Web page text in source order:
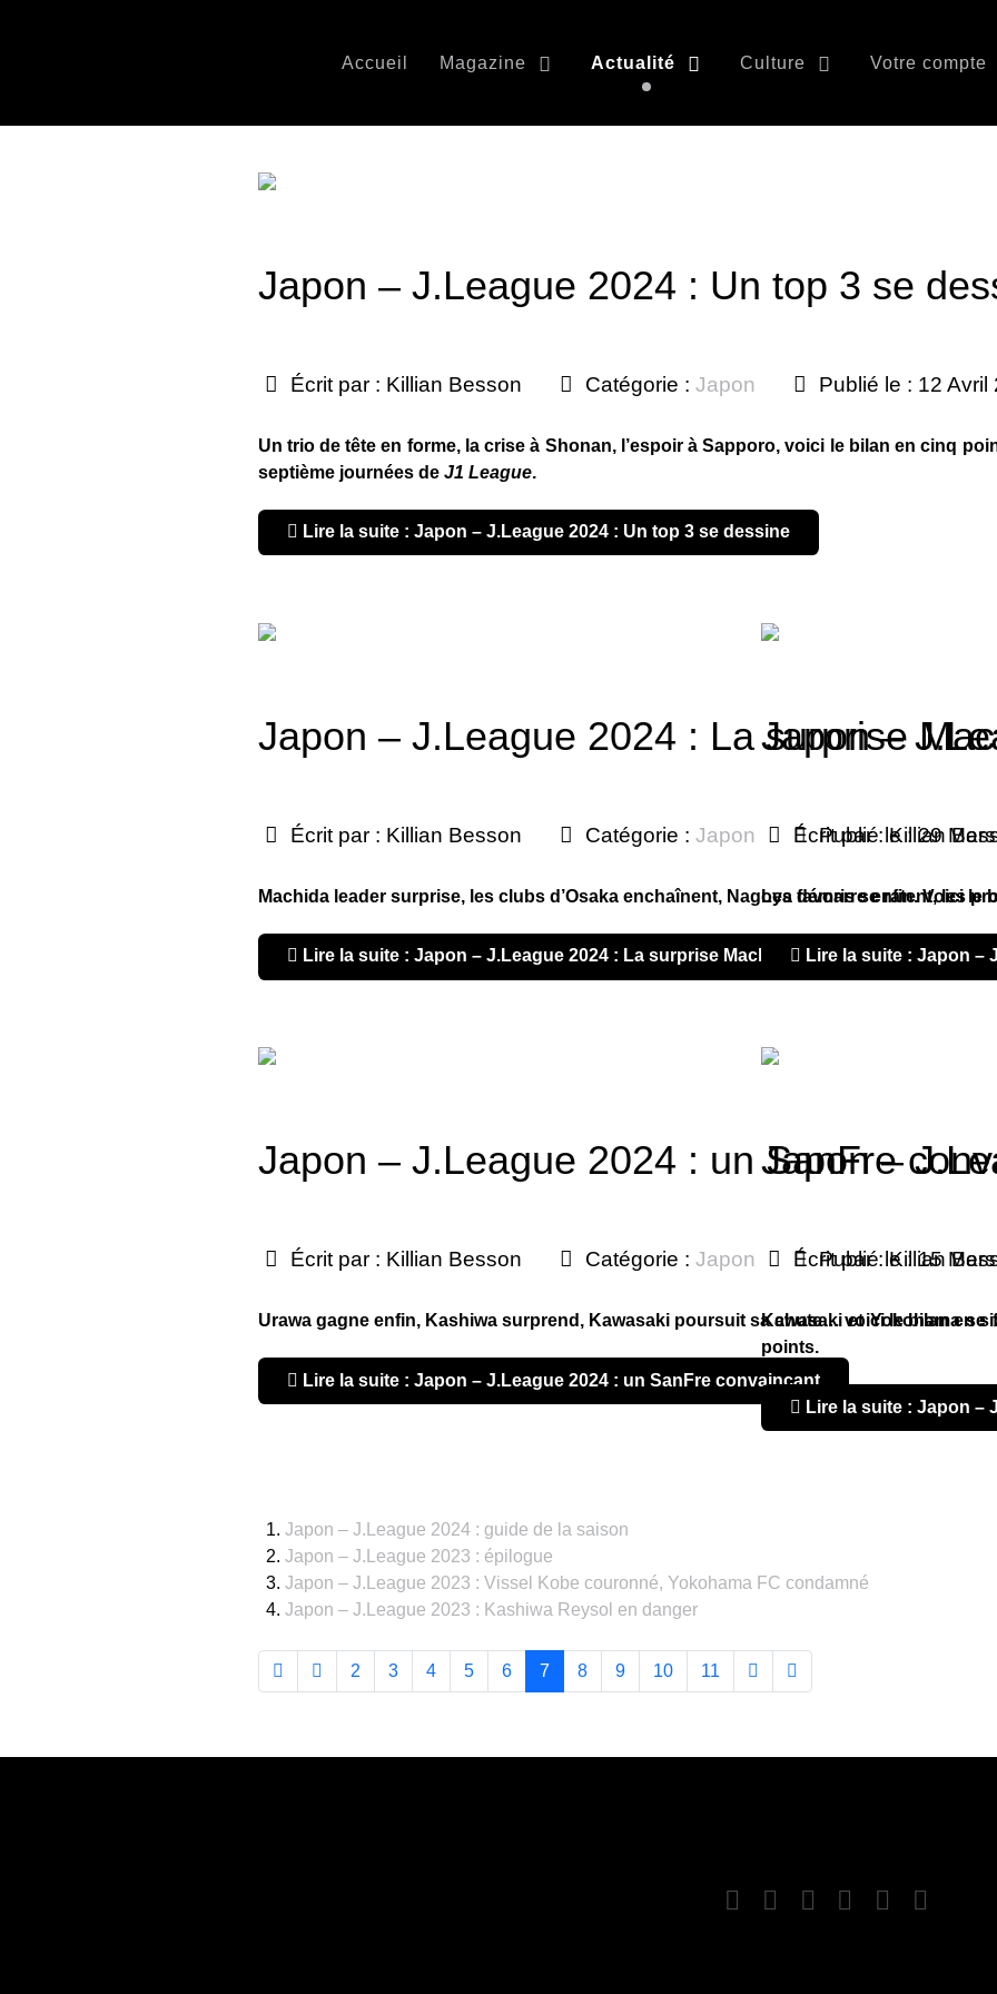
Accueil Magazine Actualité Culture Votre compte
Japon – J.League 2024 : Un top 3 se
Écrit par : Killian Besson Catégorie : Japon Publié le : 12 Avril
Un trio de tête en forme, la crise à Shonan, l’espoir à Sapporo, voici le bilan en cinq
septième journées de J1 League.
Lire la suite : Japon – J.League 2024 : Un top 3 se dessine
Japon – J.League 2024 : La surprise
Écrit par : Killian Besson Catégorie : Japon Publié le : 29
Machida leader surprise, les clubs d’Osaka enchaînent, Nagoya démarre enfin. Voici
Lire la suite : Japon – J.League 2024 : La surprise Machida
Japon – J.League 2024 : un SanFre
Écrit par : Killian Besson Catégorie : Japon Publié le : 15
Urawa gagne enfin, Kashiwa surprend, Kawasaki poursuit sa chute… voici le bilan en
Lire la suite : Japon – J.League 2024 : un SanFre convaincant
Japon –
Écrit par : Killian
Les favoris se ratent, les
Lire la suite : Japon –
Japon –
Écrit par : Killian
Kawasaki et Yokohama se
points.
Lire la suite : Japon –
Japon – J.League 2024 : guide de la saison
Japon – J.League 2023 : épilogue
Japon – J.League 2023 : Vissel Kobe couronné, Yokohama FC condamné
Japon – J.League 2023 : Kashiwa Reysol en danger
2 3 4 5 6 7 8 9 10 11